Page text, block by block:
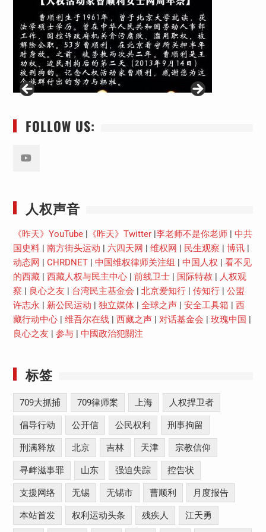
FOLLOW US:
人权声音
《昨天》YouTube| 《昨天》Twitter| 李老师不是你老师| 中共
国史料| 南方街头运动 六四天网 维权网 民生观察 博讯|
动态网
CHRDNET| 中国维权律师关注组 中国人权
看不见
的西藏| 西藏人权与民主中心| 前线卫士| 国际特赦
人权观
察
良心之友 台湾民主基金会 北京爱知行| 传知行| 公盟
许志永
新公民运动 独立媒体| 全球之声| 安全工具箱
西
藏行动中心| 维吾尔在线| 西藏之声| 对话基金会 玫瑰中国
良心之友
参与| 中國政治犯關注
标签
709大抓捕 709律师案 上海 人权捍卫者
倡导行动 公开信 公民权利 刑事拘留
刑满释放 北京 吉林 天津 宗教信仰
寻衅滋事罪 山东 强迫失踪 控告状
支援网络 无锡 无锡市 曹顺利 月度报告
本站首发 权利运动头条 残疾人 江天勇